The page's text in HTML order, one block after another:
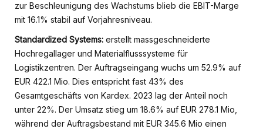
zur Beschleunigung des Wachstums blieb die EBIT-Marge
mit 16.1% stabil auf Vorjahresniveau.
Standardized Systems: erstellt massgeschneiderte
Hochregallager und Materialflusssysteme für
Logistikzentren. Der Auftragseingang wuchs um 52.9% auf
EUR 422.1 Mio. Dies entspricht fast 43% des
Gesamtgeschäfts von Kardex. 2023 lag der Anteil noch
unter 22%. Der Umsatz stieg um 18.6% auf EUR 278.1 Mio,
während der Auftragsbestand mit EUR 345.6 Mio einen